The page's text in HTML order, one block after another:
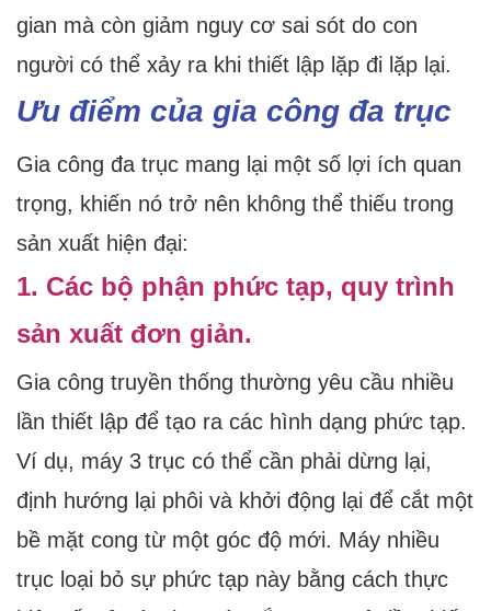
gian mà còn giảm nguy cơ sai sót do con
người có thể xảy ra khi thiết lập lặp đi lặp lại.
Ưu điểm của gia công đa trục
Gia công đa trục mang lại một số lợi ích quan
trọng, khiến nó trở nên không thể thiếu trong
sản xuất hiện đại:
1. Các bộ phận phức tạp, quy trình
sản xuất đơn giản.
Gia công truyền thống thường yêu cầu nhiều
lần thiết lập để tạo ra các hình dạng phức tạp.
Ví dụ, máy 3 trục có thể cần phải dừng lại,
định hướng lại phôi và khởi động lại để cắt một
bề mặt cong từ một góc độ mới. Máy nhiều
trục loại bỏ sự phức tạp này bằng cách thực